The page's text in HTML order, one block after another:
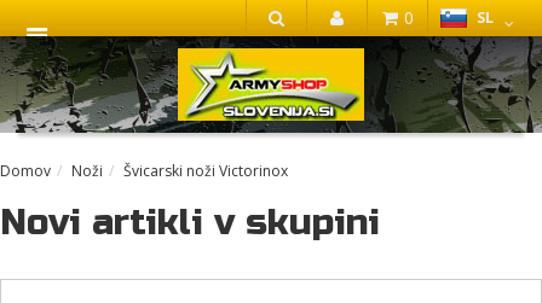
IŠČI
SL
0
Domov Noži Švicarski noži Victorinox
Novi artikli v skupini